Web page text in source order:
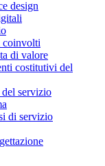
design
coinvolti
di valore
costitutivi del
servizio
di servizio